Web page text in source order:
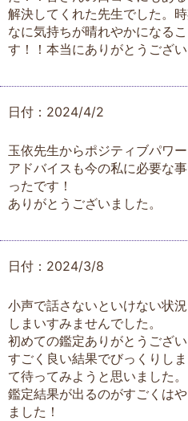
解決してくれた先生でした。
なに気持ちが晴れやかになる
す！！本当にありがとうござい
日付：2024/4/2
玉依先生からポジティブパワ
アドバイスも今の私に必要な
ったです！
ありがとうございました。
日付：2024/3/8
小声で話さないといけない状
しまいすみませんでした。
初めての鑑定ありがとうござい
すごく良い結果でびっくりし
て待ってみようと思いました。
鑑定結果が出るのがすごくは
ました！